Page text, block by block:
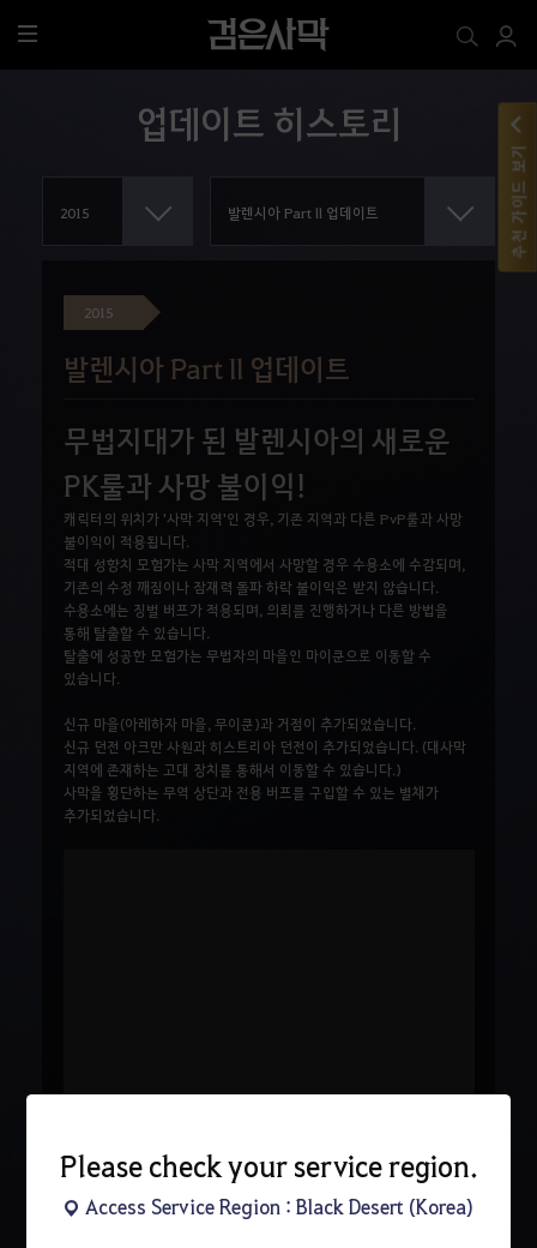
Please check your service region.
Access Service Region : Black Desert (Korea)
전
체
업데이트 히스토리
2015
발렌시아 Part ll 업데이트
무법지대가 된 발렌시아의 새로운
PK룰과 사망 불이익!
캐릭터의 위치가 '사막 지역'인 경우, 기존 지역과 다른 PvP룰과 사망
불이익이 적용됩니다.
적대 성향치 모험가는 사막 지역에서 사망할 경우 수용소에 수감되며,
기존의 수정 깨짐이나 잠재력 돌파 하락 불이익은 받지 않습니다.
수용소에는 징벌 버프가 적용되며, 의뢰를 진행하거나 다른 방법을
통해 탈출할 수 있습니다.
탈출에 성공한 모험가는 무법자의 마을인 마이쿤으로 이동할 수
있습니다.
신규 마을(아레하자 마을, 무이쿤)과 거점이 추가되었습니다.
신규 던전 아크만 사원과 히스트리아 던전이 추가되었습니다. (대사막
지역에 존재하는 고대 장치를 통해서 이동할 수 있습니다.)
사막을 횡단하는 무역 상단과 전용 버프를 구입할 수 있는 별채가
추가되었습니다.
추천 가이드 보기